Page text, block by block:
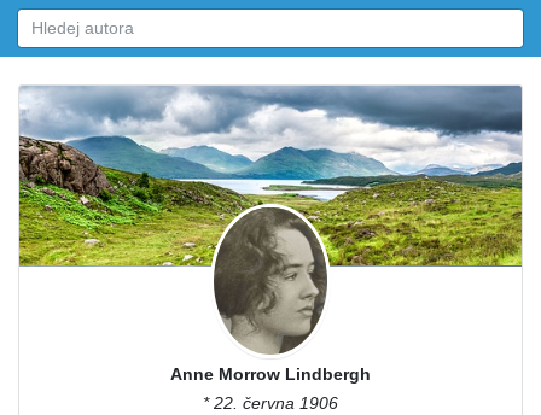
Anne Morrow Lindbergh
* 22. června 1906